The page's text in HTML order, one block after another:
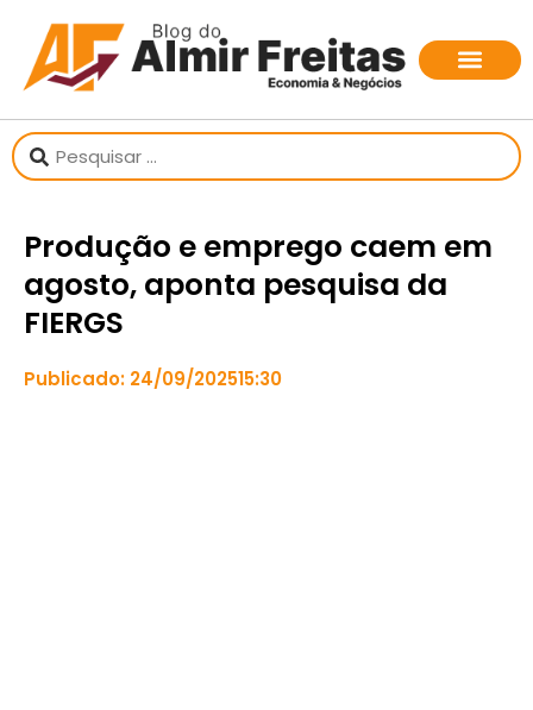
Produção e emprego caem em
agosto, aponta pesquisa da
FIERGS
Publicado: 24/09/202515:30